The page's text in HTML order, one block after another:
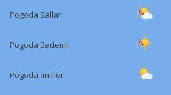
Pogoda Sallar
Pogoda Bademli
Pogoda İmirler